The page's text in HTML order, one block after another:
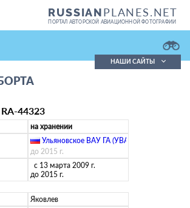
RUSSIANPLANES.NET
ПОРТАЛ АВТОРСКОЙ АВИАЦИОННОЙ ФОТОГРАФИИ
ВОЙТИ
Поиск фотографий
Кратко
НАШИ САЙТЫ
RA-44323
на хранении
Ульяновское ВАУ ГА (УВАУГА)
до 2015 г.
с 13 марта 2009 г.
до 2015 г.
Яковлев